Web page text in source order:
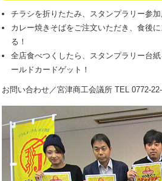
チラシを折りたたみ、スタンプラリー参加
カレー焼きそばをご注文いただき、食後
る！
全店食べつくしたら、スタンプラリー台
ールドカードゲット！
お問い合わせ／宮津商工会議所 TEL 0772-